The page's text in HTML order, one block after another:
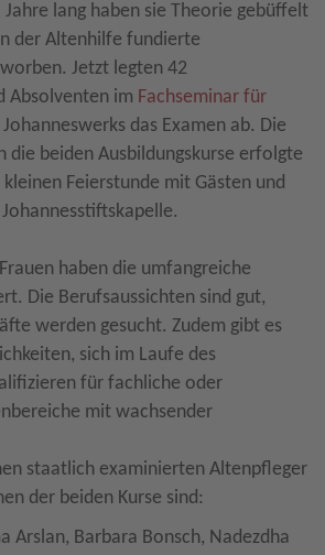
lang haben sie Theorie gebüffelt
der Altenhilfe fundierte
Jetzt legten 42
Absolventen im Fachseminar für
Johanneswerks das Examen ab. Die
die beiden Ausbildungskurse erfolgte
Feierstunde mit Gästen und
haben die umfangreiche
Die Berufsaussichten sind gut,
werden gesucht. Zudem gibt es
sich im Laufe des
für fachliche oder
mit wachsender
staatlich examinierten Altenpfleger
der beiden Kurse sind:
Arslan, Barbara Bonsch, Nadezdha